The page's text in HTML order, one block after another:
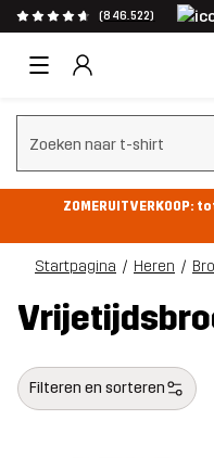
(846.522)
Zoeken wissen
ZOMERUITVERKOOP:
Startpagina Heren
Filteren en sorteren